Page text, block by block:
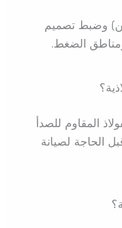
وضبط تصميم
الضغط.
المقاوم للصدأ
الحاجة لصيانة